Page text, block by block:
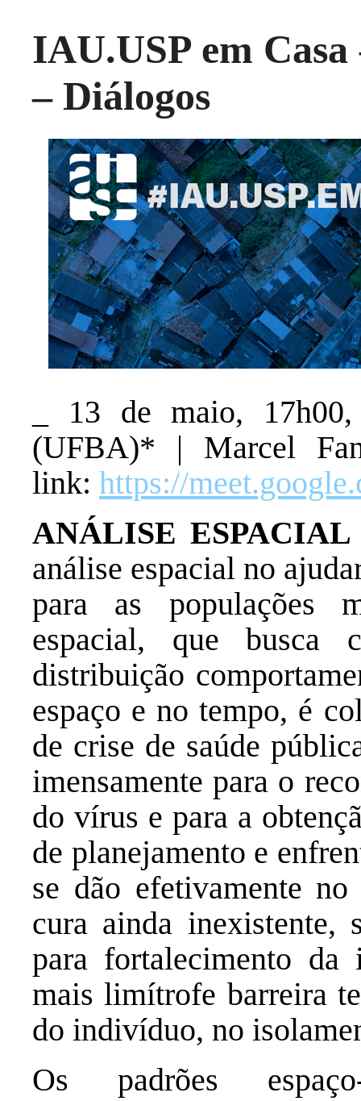
IAU.USP em
– Diálogos
_ 13 de maio,
(UFBA)* | Marcel
link: https://
ANÁLISE
análise espacial no
para as populações
espacial, que busca
distribuição
espaço e no tempo, é
de crise de saúde
imensamente para o
do vírus e para a
de planejamento e
se dão efetivamente
cura ainda inexistente,
para fortalecimento da
mais limítrofe barreira
do indivíduo, no
Os padrões